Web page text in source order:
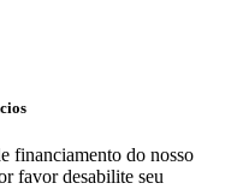
financiamento do nosso
favor desabilite seu